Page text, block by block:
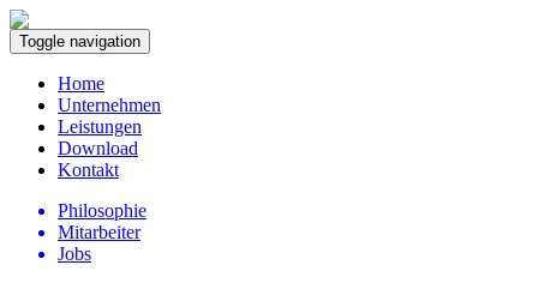
Toggle navigation
Home
Unternehmen
Leistungen
Download
Kontakt
Philosophie
Mitarbeiter
Jobs